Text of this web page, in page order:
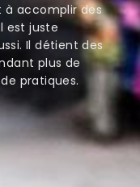
à accomplir des
est juste
Il détient des
plus de
pratiques.